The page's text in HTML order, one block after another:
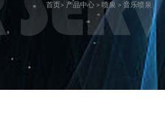
首页> 产品中心> 喷泉 > 音乐喷泉